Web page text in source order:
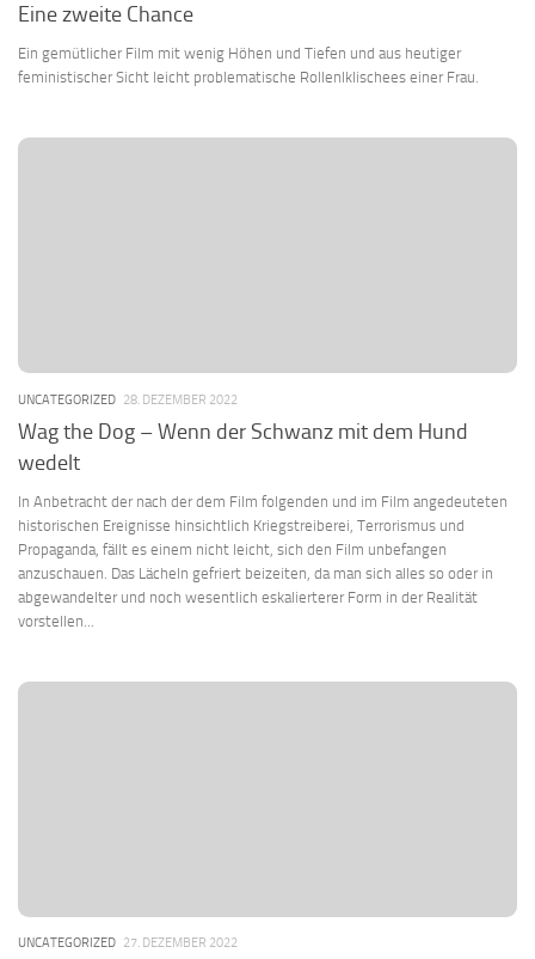
Eine zweite Chance
Ein gemütlicher Film mit wenig Höhen und Tiefen und aus heutiger
feministischer Sicht leicht problematische Rollenlklischees einer Frau.
UNCATEGORIZED 28. DEZEMBER 2022
Wag the Dog – Wenn der Schwanz mit dem Hund
wedelt
In Anbetracht der nach der dem Film folgenden und im Film angedeuteten
historischen Ereignisse hinsichtlich Kriegstreiberei, Terrorismus und
Propaganda, fällt es einem nicht leicht, sich den Film unbefangen
anzuschauen. Das Lächeln gefriert beizeiten, da man sich alles so oder in
abgewandelter und noch wesentlich eskalierterer Form in der Realität
vorstellen...
UNCATEGORIZED 27. DEZEMBER 2022